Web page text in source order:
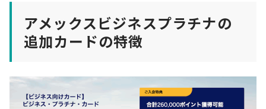
アメックスビジネスプラチナの
追加カードの特徴